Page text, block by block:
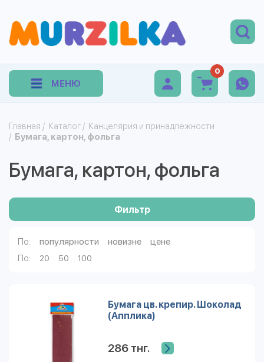
МЕНЮ
0
Главная / Каталог / Канцелярия и принадлежности
/ Бумага, картон, фольга
Бумага, картон, фольга
Фильтр
По: популярности новизне цене
По: 20 50 100
Бумага цв. крепир. Шоколад
(Апплика)
286 тнг.